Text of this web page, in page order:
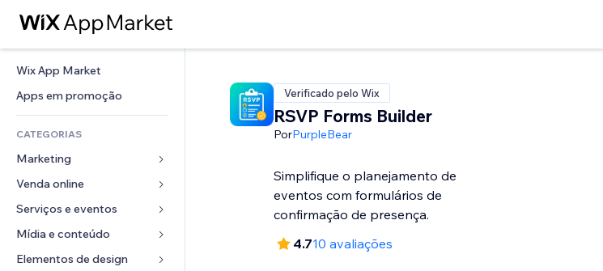
Wix App Market
Apps em promoção
CATEGORIAS
Marketing
Anúncios
Mobile
Análises
Venda online
Apps para lojas
Frete e entrega
Botões de venda
Serviços e eventos
Hotéis
Eventos
Mídia e conteúdo
Galeria
Elementos de design
Verificado pelo Wix
RSVP Forms Builder
PorPurpleBear
Simplifique o planejamento de
eventos com formulários de
confirmação de presença.
4.710 avaliações